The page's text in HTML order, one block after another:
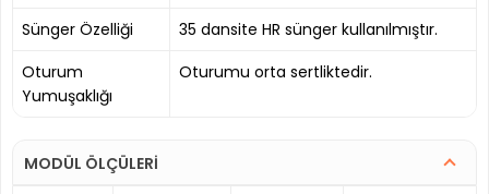
Sünger Özelliği
35 dansite HR sünger kullanılmıştır.
Oturum
Yumuşaklığı
Oturumu orta sertliktedir.
MODÜL ÖLÇÜLERİ